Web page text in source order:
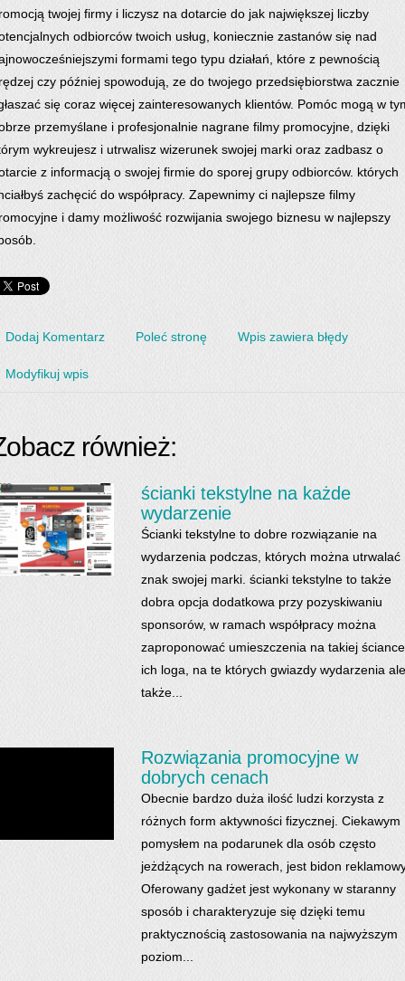
twojej firmy i liczysz na dotarcie do jak największej liczby
odbiorców twoich usług, koniecznie zastanów się nad
formami tego typu działań, które z pewnością
czy później spowodują, ze do twojego przedsiębiorstwa zacznie
się coraz więcej zainteresowanych klientów. Pomóc mogą w
przemyślane i profesjonalnie nagrane filmy promocyjne, dzięki
wykreujesz i utrwalisz wizerunek swojej marki oraz zadbasz o
z informacją o swojej firmie do sporej grupy odbiorców. których
zachęcić do współpracy. Zapewnimy ci najlepsze filmy
i damy możliwość rozwijania swojego biznesu w najlepszy
Dodaj Komentarz Poleć stronę Wpis zawiera błędy
Modyfikuj wpis
również:
ścianki tekstylne na każde
wydarzenie
Ścianki tekstylne to dobre rozwiązanie na
wydarzenia podczas, których można utrwalać
znak swojej marki. ścianki tekstylne to także
dobra opcja dodatkowa przy pozyskiwaniu
sponsorów, w ramach współpracy można
zaproponować umieszczenia na takiej ściance
ich loga, na te których gwiazdy wydarzenia ale
także...
Rozwiązania promocyjne w
dobrych cenach
Obecnie bardzo duża ilość ludzi korzysta z
różnych form aktywności fizycznej. Ciekawym
pomysłem na podarunek dla osób często
jeżdżących na rowerach, jest bidon
Oferowany gadżet jest wykonany w staranny
sposób i charakteryzuje się dzięki temu
praktycznością zastosowania na najwyższym
poziom...